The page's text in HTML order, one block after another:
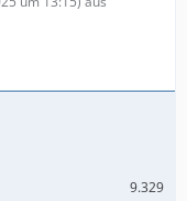
9.329